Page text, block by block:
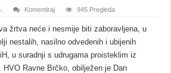
Komentiraj 945 Pregleda
žrtva neće i nesmije biti zaboravljena, u
nestalih, nasilno odvedenih i ubijenih
u suradnji s udrugama proisteklim iz
HVO Ravne Brčko, obilježen je Dan